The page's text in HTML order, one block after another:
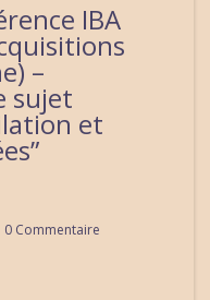
IBA
–
sujet
et
0 Commentaire